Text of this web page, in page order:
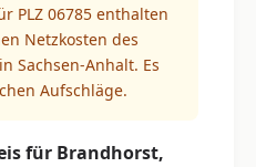
PLZ 06785 enthalten
Netzkosten des
Sachsen-Anhalt. Es
Aufschläge.
für Brandhorst,